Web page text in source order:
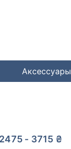
Аксессуары
2475 - 3715 ₴